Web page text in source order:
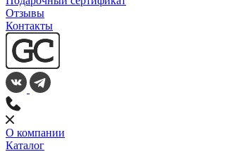
Отзывы
Контакты
О компании
Каталог